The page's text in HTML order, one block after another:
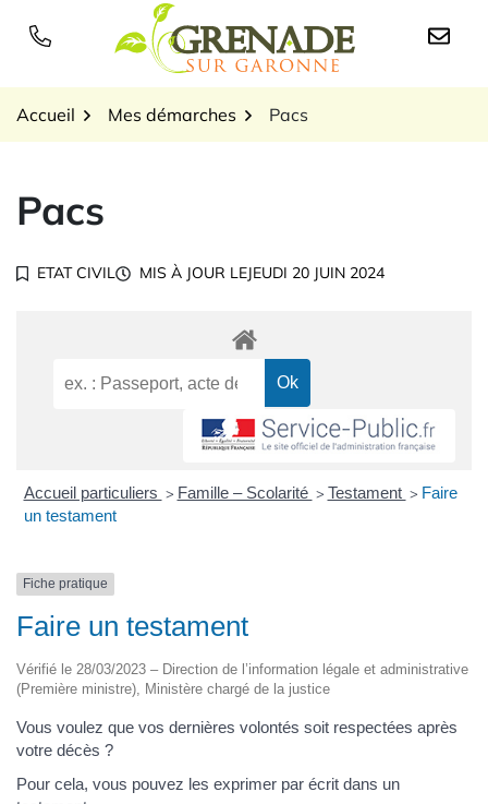
Logo Grenade sur
Accueil Mes démarches Pacs
Pacs
ETAT CIVIL MIS À JOUR LEJEUDI 20 JUIN 2024
Accueil particuliers > Famille – Scolarité > Testament > Faire
un testament
Fiche pratique
Faire un testament
Vérifié le 28/03/2023 – Direction de l’information légale et administrative
(Première ministre), Ministère chargé de la justice
Vous voulez que vos dernières volontés soit respectées après
votre décès ?
Pour cela, vous pouvez les exprimer par écrit dans un